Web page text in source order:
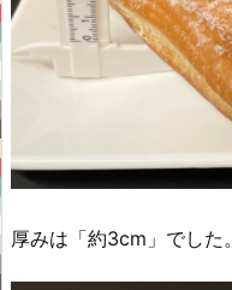
厚みは「約3cm」でした。